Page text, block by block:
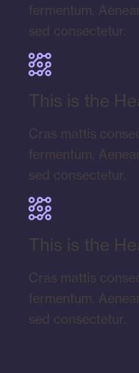
fermentum.
sed consectetur.
This is the
Cras mattis
fermentum.
sed consectetur.
This is the
Cras mattis
fermentum.
sed consectetur.